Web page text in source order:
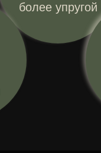
более упругой